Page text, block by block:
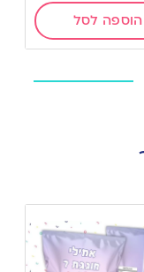
הוספה לסל